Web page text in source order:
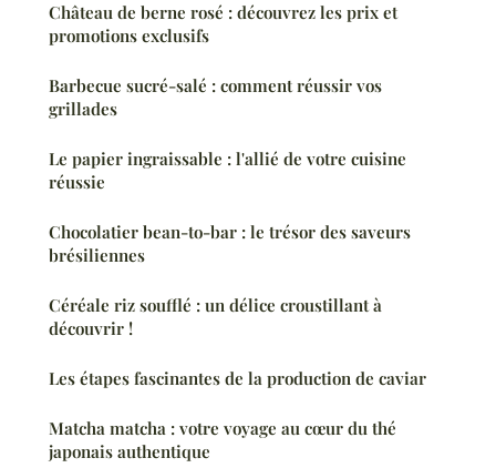
Château de berne rosé : découvrez les prix et
promotions exclusifs
Barbecue sucré-salé : comment réussir vos
grillades
Le papier ingraissable : l'allié de votre cuisine
réussie
Chocolatier bean-to-bar : le trésor des saveurs
brésiliennes
Céréale riz soufflé : un délice croustillant à
découvrir !
Les étapes fascinantes de la production de caviar
Matcha matcha : votre voyage au cœur du thé
japonais authentique